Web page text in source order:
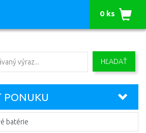
HĽADAŤ
0 ks
PONUKU
batérie